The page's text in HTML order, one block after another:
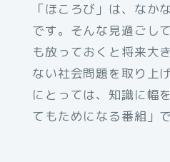
「ほころび」は、なか
です。そんな見過ごし
も放っておくと将来大
ない社会問題を取り上
にとっては、知識に幅
てもためになる番組」で